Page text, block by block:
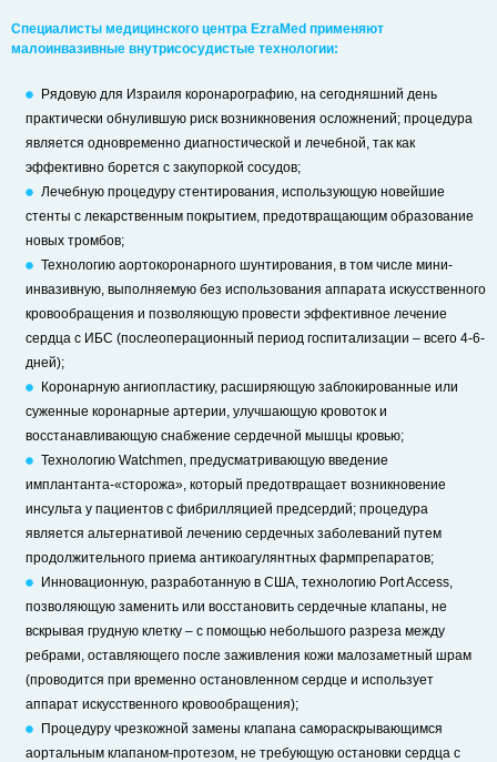
Специалисты медицинского центра EzraMed применяют
малоинвазивные внутрисосудистые технологии:
Рядовую для Израиля коронарографию, на сегодняшний день
практически обнулившую риск возникновения осложнений; процедура
является одновременно диагностической и лечебной, так как
эффективно борется с закупоркой сосудов;
Лечебную процедуру стентирования, использующую новейшие
стенты с лекарственным покрытием, предотвращающим образование
новых тромбов;
Технологию аортокоронарного шунтирования, в том числе мини-
инвазивную, выполняемую без использования аппарата искусственного
кровообращения и позволяющую провести эффективное лечение
сердца с ИБС (послеоперационный период госпитализации – всего 4-6-
дней);
Коронарную ангиопластику, расширяющую заблокированные или
суженные коронарные артерии, улучшающую кровоток и
восстанавливающую снабжение сердечной мышцы кровью;
Технологию Watchmen, предусматривающую введение
имплантанта-«сторожа», который предотвращает возникновение
инсульта у пациентов с фибрилляцией предсердий; процедура
является альтернативой лечению сердечных заболеваний путем
продолжительного приема антикоагулянтных фармпрепаратов;
Инновационную, разработанную в США, технологию Port Access,
позволяющую заменить или восстановить сердечные клапаны, не
вскрывая грудную клетку – с помощью небольшого разреза между
ребрами, оставляющего после заживления кожи малозаметный шрам
(проводится при временно остановленном сердце и использует
аппарат искусственного кровообращения);
Процедуру чрезкожной замены клапана самораскрывающимся
аортальным клапаном-протезом, не требующую остановки сердца с